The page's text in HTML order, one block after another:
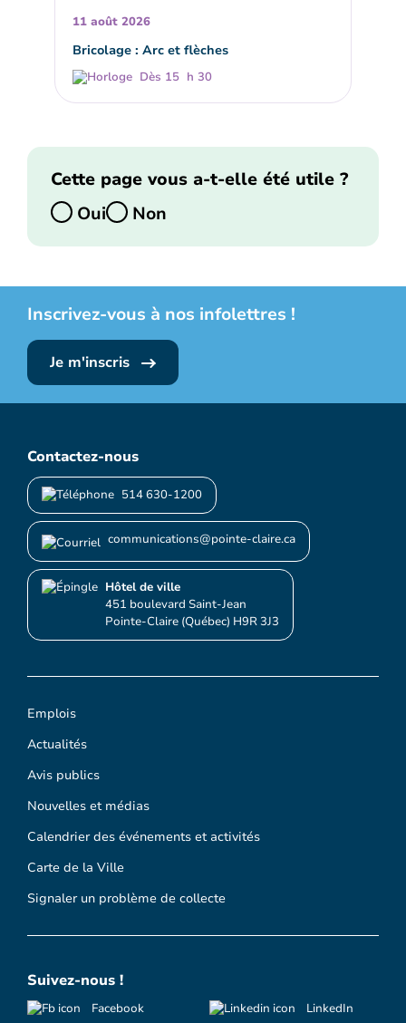
11 août 2026
Bricolage : Arc et flèches
Dès 15 h 30
Cette page vous a-t-elle été utile ?
Oui
Non
Inscrivez-vous à nos infolettres !
Je m'inscris
Emplois
Actualités
Avis publics
Nouvelles et médias
Calendrier des événements et activités
Carte de la Ville
Signaler un problème de collecte
Contactez-nous
514 630-1200
communications@pointe-claire.ca
Hôtel de ville
451 boulevard Saint-Jean
Pointe-Claire (Québec) H9R 3J3
Suivez-nous !
Facebook LinkedIn